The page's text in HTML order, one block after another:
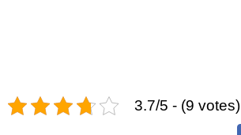
3.7/5 - (9 votes)